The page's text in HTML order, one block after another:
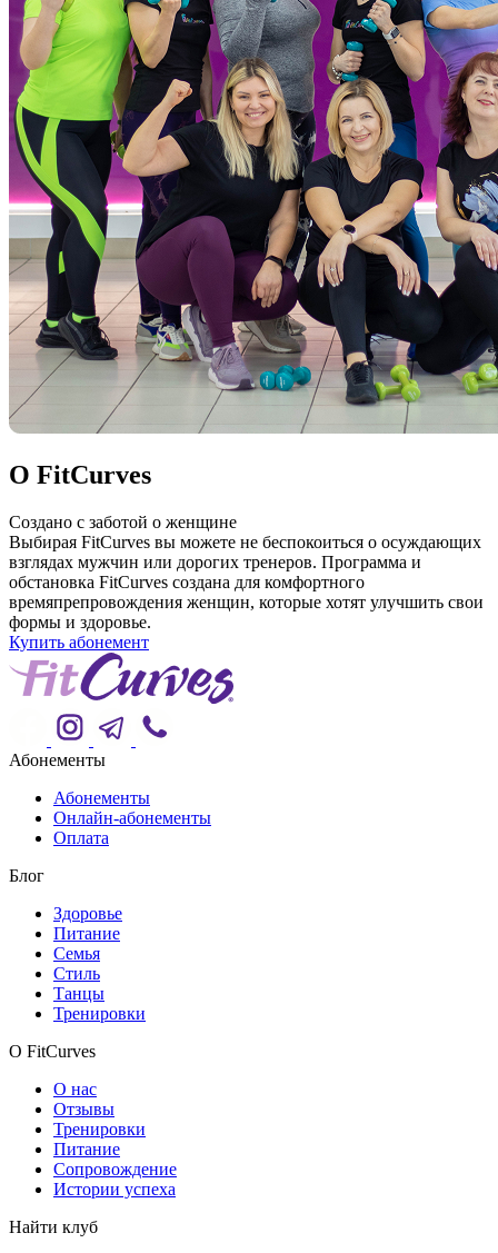
О FitCurves
Создано с заботой о женщине
Выбирая FitCurves вы можете не беспокоиться о осуждающих
взглядах мужчин или дорогих тренеров. Программа и
обстановка FitCurves создана для комфортного
времяпрепровождения женщин, которые хотят улучшить свои
формы и здоровье.
Купить абонемент
Абонементы
Абонементы
Онлайн-абонементы
Оплата
Блог
Здоровье
Питание
Семья
Стиль
Танцы
Тренировки
О FitCurves
О нас
Отзывы
Тренировки
Питание
Сопровождение
Истории успеха
Найти клуб